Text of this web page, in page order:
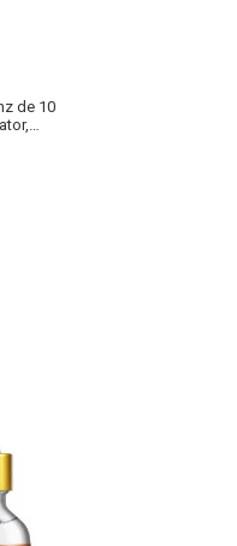
de 10
100 g